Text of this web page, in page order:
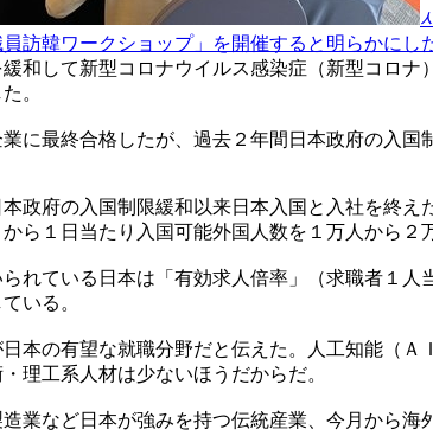
訪韓ワークショップ」を開催すると明らかに
和して新型コロナウイルス感染症（新型コロ
。
に最終合格したが、過去２年間日本政府の入
政府の入国制限緩和以来日本入国と入社を終
ら１日当たり入国可能外国人数を１万人から２
れている日本は「有効求人倍率」（求職者１
いる。
本の有望な就職分野だと伝えた。人工知能（
理工系人材は少ないほうだからだ。
業など日本が強みを持つ伝統産業、今月から